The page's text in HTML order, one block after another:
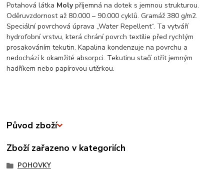
Potahová látka Molypříjemná na dotek s jemnou strukturou.
Oděruvzdornost až 80.000 – 90.000 cyklů. Gramáž 380 g/m2.
Speciální povrchová úprava „Water Repellent“. Ta vytváří
hydrofobní vrstvu, která chrání povrch textilie před rychlým
prosakováním tekutin. Kapalina kondenzuje na povrchu a
nedochází k okamžité absorpci. Tekutinu stačí otřít jemným
hadříkem nebo papírovou utěrkou.
Původ zboží
Zboží zařazeno v kategoriích
POHOVKY